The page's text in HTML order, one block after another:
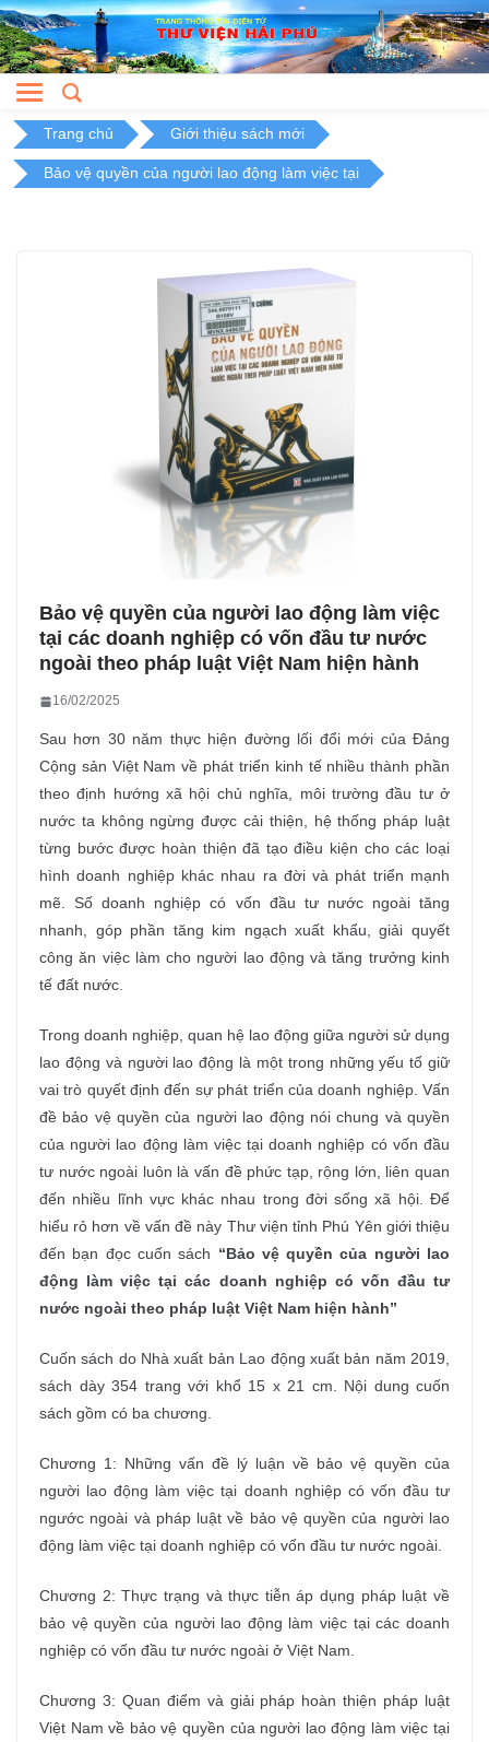
Skip
to
content
Trang chủ Giới thiệu sách mới
Bảo vệ quyền của người lao động làm việc tại
Bảo vệ quyền của người lao động làm việc
tại các doanh nghiệp có vốn đầu tư nước
ngoài theo pháp luật Việt Nam hiện hành
16/02/2025
Sau hơn 30 năm thực hiện đường lối đổi mới của Đảng
Cộng sản Việt Nam về phát triển kinh tế nhiều thành phần
theo định hướng xã hội chủ nghĩa, môi trường đầu tư ở
nước ta không ngừng được cải thiện, hệ thống pháp luật
từng bước được hoàn thiện đã tạo điều kiện cho các loại
hình doanh nghiệp khác nhau ra đời và phát triển mạnh
mẽ. Số doanh nghiệp có vốn đầu tư nước ngoài tăng
nhanh, góp phần tăng kim ngạch xuất khẩu, giải quyết
công ăn việc làm cho người lao động và tăng trưởng kinh
tế đất nước.
Trong doanh nghiệp, quan hệ lao động giữa người sử dụng
lao động và người lao động là một trong những yếu tố giữ
vai trò quyết định đến sự phát triển của doanh nghiệp. Vấn
đề bảo vệ quyền của người lao động nói chung và quyền
của người lao động làm việc tại doanh nghiệp có vốn đầu
tư nước ngoài luôn là vấn đề phức tạp, rộng lớn, liên quan
đến nhiều lĩnh vực khác nhau trong đời sống xã hội. Để
hiểu rỏ hơn về vấn đề này Thư viện tỉnh Phú Yên giới thiệu
đến bạn đọc cuốn sách “Bảo vệ quyền của người lao
động làm việc tại các doanh nghiệp có vốn đầu tư
nước ngoài theo pháp luật Việt Nam hiện hành”
Cuốn sách do Nhà xuất bản Lao động xuất bản năm 2019,
sách dày 354 trang với khổ 15 x 21 cm. Nội dung cuốn
sách gồm có ba chương.
Chương 1: Những vấn đề lý luận về bảo vệ quyền của
người lao động làm việc tại doanh nghiệp có vốn đầu tư
ngước ngoài và pháp luật về bảo vệ quyền của người lao
động làm việc tại doanh nghiệp có vốn đầu tư nước ngoài.
Chương 2: Thực trạng và thực tiễn áp dụng pháp luật về
bảo vệ quyền của người lao động làm việc tại các doanh
nghiệp có vốn đầu tư nước ngoài ở Việt Nam.
Chương 3: Quan điểm và giải pháp hoàn thiện pháp luật
Việt Nam về bảo vệ quyền của người lao động làm việc tại